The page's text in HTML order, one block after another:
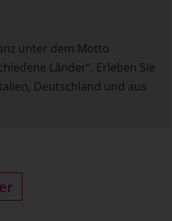
unter dem Motto
Länder“. Erleben Sie
Deutschland und aus